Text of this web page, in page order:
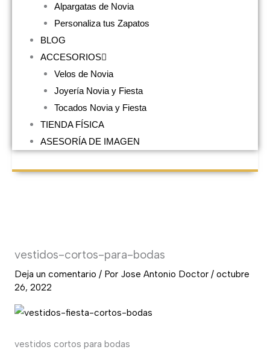
Alpargatas de Novia
Personaliza tus Zapatos
BLOG
ACCESORIOS
Velos de Novia
Joyería Novia y Fiesta
Tocados Novia y Fiesta
TIENDA FÍSICA
ASESORÍA DE IMAGEN
vestidos-cortos-para-bodas
Deja un comentario / Por Jose Antonio Doctor / octubre
26, 2022
vestidos cortos para bodas